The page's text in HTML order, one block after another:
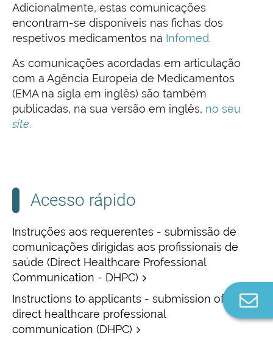
Adicionalmente, estas comunicações
encontram-se disponíveis nas fichas dos
respetivos medicamentos na Infomed.
As comunicações acordadas em articulação
com a Agência Europeia de Medicamentos
(EMA na sigla em inglês) são também
publicadas, na sua versão em inglês, no seu
site.
Acesso rápido
Instruções aos requerentes - submissão de
comunicações dirigidas aos profissionais de
saúde (Direct Healthcare Professional
Communication - DHPC)
Instructions to applicants - submission of
direct healthcare professional
communication (DHPC)